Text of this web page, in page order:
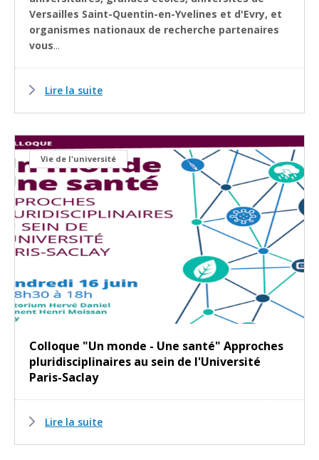
Versailles Saint-Quentin-en-Yvelines et d'Evry, et
organismes nationaux de recherche partenaires
vous...
Lire la suite
Vie de l'université
Colloque "Un monde - Une santé" Approches
pluridisciplinaires au sein de l'Université
Paris-Saclay
Lire la suite